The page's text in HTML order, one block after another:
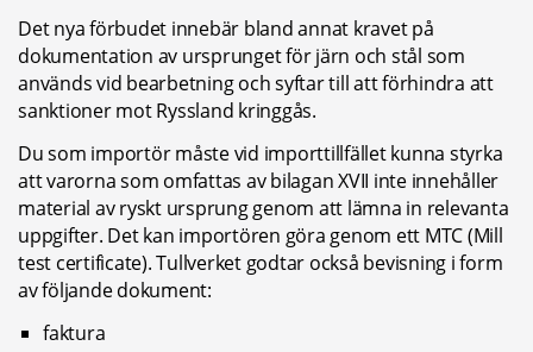
Det nya förbudet innebär bland annat kravet på
dokumentation av ursprunget för järn och stål som
används vid bearbetning och syftar till att förhindra att
sanktioner mot Ryssland kringgås.
Du som importör måste vid importtillfället kunna styrka
att varorna som omfattas av bilagan XVII inte innehåller
material av ryskt ursprung genom att lämna in relevanta
uppgifter. Det kan importören göra genom ett MTC (Mill
test certificate). Tullverket godtar också bevisning i form
av följande dokument:
faktura